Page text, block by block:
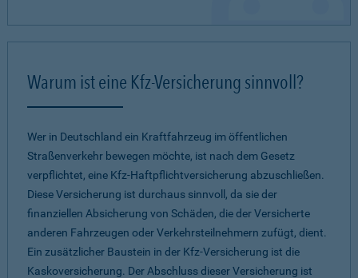
Warum ist eine Kfz-Versicherung sinnvoll?
Wer in Deutschland ein Kraftfahrzeug im öffentlichen
Straßenverkehr bewegen möchte, ist nach dem Gesetz
verpflichtet, eine Kfz-Haftpflichtversicherung abzuschließen.
Diese Versicherung ist durchaus sinnvoll, da sie der
finanziellen Absicherung von Schäden, die der Versicherte
anderen Fahrzeugen oder Verkehrsteilnehmern zufügt, dient.
Ein zusätzlicher Baustein in der Kfz-Versicherung ist die
Kaskoversicherung. Der Abschluss dieser Versicherung ist